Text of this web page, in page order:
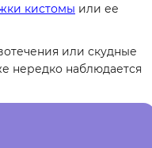
кистомы или ее
или скудные
нередко наблюдается